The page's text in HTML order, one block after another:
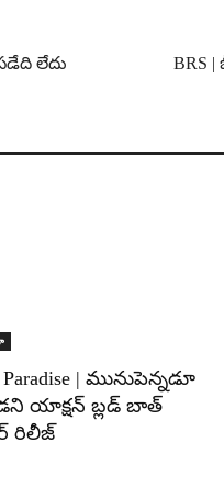
లేదు
BRS
Paradise | మునుపెన్నడూ
యాక్షన్ బ్లడ్ బాత్
రిలీజ్